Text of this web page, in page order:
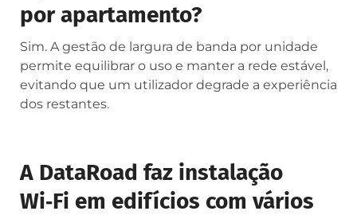
por apartamento?
Sim. A gestão de largura de banda por unidade
permite equilibrar o uso e manter a rede estável,
evitando que um utilizador degrade a experiência
dos restantes.
A DataRoad faz instalação
Wi‑Fi em edifícios com vários